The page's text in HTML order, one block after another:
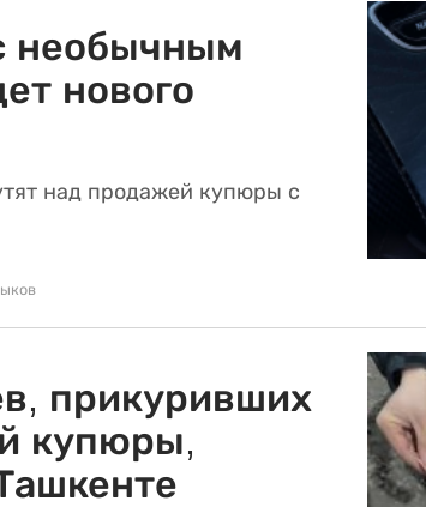
необычным
нового
над продажей купюры с
прикуривших
купюры,